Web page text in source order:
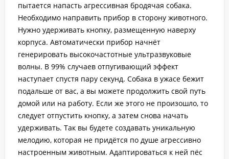
пытается напасть агрессивная бродячая собака.
Необходимо направить прибор в сторону животного.
Нужно удерживать кнопку, размещенную наверху
корпуса. Автоматически прибор начнёт
генерировать высокочастотные ультразвуковые
волны. В 99% случаев отпугивающий эффект
наступает спустя пару секунд. Собака в ужасе бежит
подальше от вас, а вы можете продолжить свой путь
домой или на работу. Если же этого не произошло, то
следует отпустить кнопку, а затем снова начать
удерживать. Так вы будете создавать уникальную
мелодию, которая не придётся по душе агрессивно
настроенным животным. Адаптироваться к ней пёс